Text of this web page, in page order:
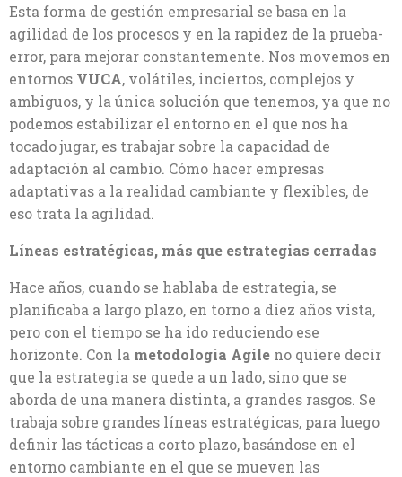
Esta forma de gestión empresarial se basa en la
agilidad de los procesos y en la rapidez de la prueba-
error, para mejorar constantemente. Nos movemos en
entornos VUCA, volátiles, inciertos, complejos y
ambiguos, y la única solución que tenemos, ya que no
podemos estabilizar el entorno en el que nos ha
tocado jugar, es trabajar sobre la capacidad de
adaptación al cambio. Cómo hacer empresas
adaptativas a la realidad cambiante y flexibles, de
eso trata la agilidad.
Líneas estratégicas, más que estrategias cerradas
Hace años, cuando se hablaba de estrategia, se
planificaba a largo plazo, en torno a diez años vista,
pero con el tiempo se ha ido reduciendo ese
horizonte. Con la metodología Agile no quiere decir
que la estrategia se quede a un lado, sino que se
aborda de una manera distinta, a grandes rasgos. Se
trabaja sobre grandes líneas estratégicas, para luego
definir las tácticas a corto plazo, basándose en el
entorno cambiante en el que se mueven las